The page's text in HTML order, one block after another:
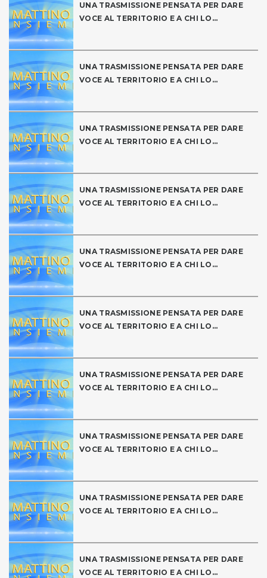
UNA TRASMISSIONE PENSATA PER DARE
VOCE AL TERRITORIO E A CHI LO...
UNA TRASMISSIONE PENSATA PER DARE
VOCE AL TERRITORIO E A CHI LO...
UNA TRASMISSIONE PENSATA PER DARE
VOCE AL TERRITORIO E A CHI LO...
UNA TRASMISSIONE PENSATA PER DARE
VOCE AL TERRITORIO E A CHI LO...
UNA TRASMISSIONE PENSATA PER DARE
VOCE AL TERRITORIO E A CHI LO...
UNA TRASMISSIONE PENSATA PER DARE
VOCE AL TERRITORIO E A CHI LO...
UNA TRASMISSIONE PENSATA PER DARE
VOCE AL TERRITORIO E A CHI LO...
UNA TRASMISSIONE PENSATA PER DARE
VOCE AL TERRITORIO E A CHI LO...
UNA TRASMISSIONE PENSATA PER DARE
VOCE AL TERRITORIO E A CHI LO...
UNA TRASMISSIONE PENSATA PER DARE
VOCE AL TERRITORIO E A CHI LO...